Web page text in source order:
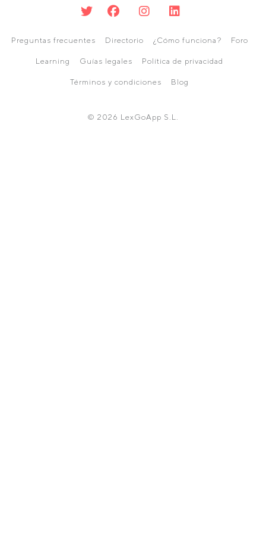
Preguntas frecuentes Directorio ¿Cómo funciona? Foro
Learning Guías legales Política de privacidad
Términos y condiciones Blog
© 2026 LexGoApp S.L.